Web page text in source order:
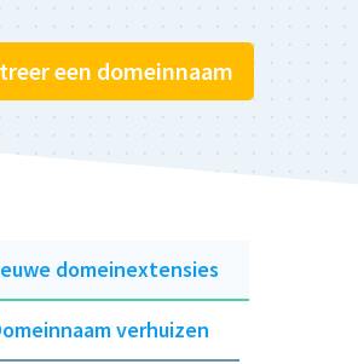
een domeinnaam
domeinextensies
verhuizen